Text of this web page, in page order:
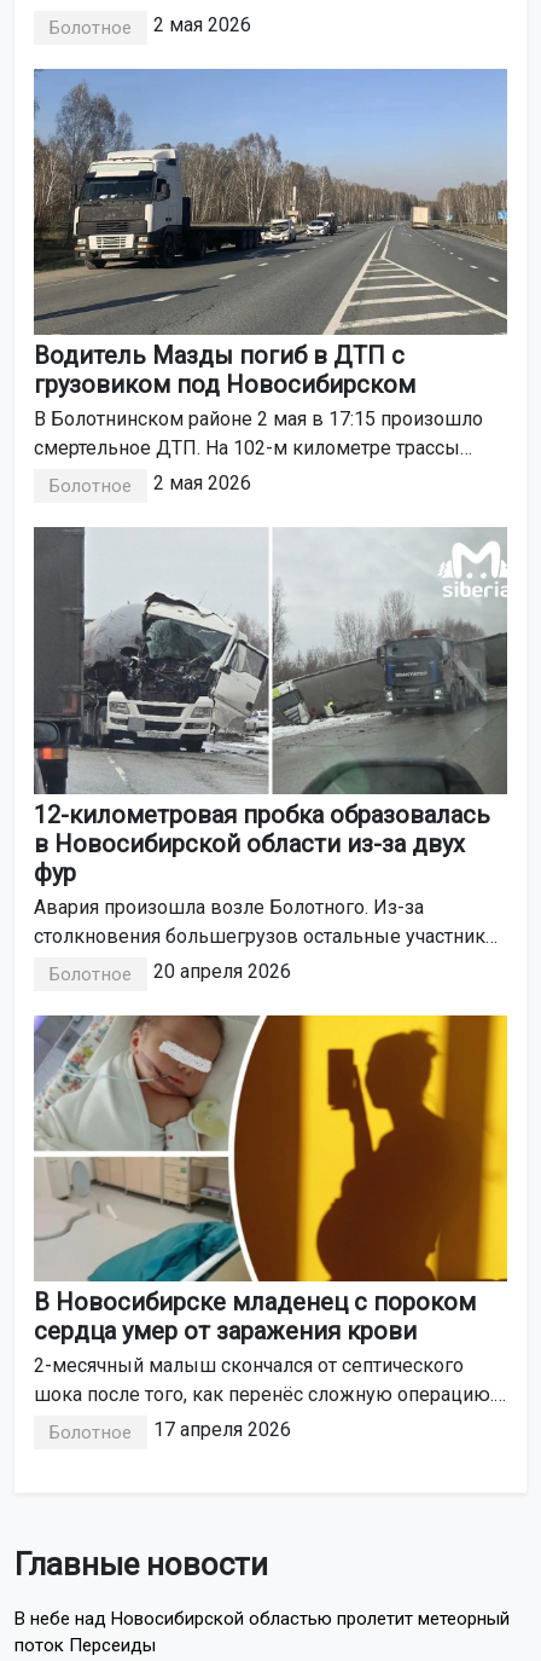
забрала на передержку местная жительница
Болотное 2 мая 2026
Водитель Мазды погиб в ДТП с
грузовиком под Новосибирском
В Болотнинском районе 2 мая в 17:15 произошло
смертельное ДТП. На 102-м километре трассы
Р-255 столкнулись легковой автомобиль и
пассажирок получили травмы.
Болотное 2 мая 2026
12-километровая пробка образовалась
в Новосибирской области из-за двух
фур
Авария произошла возле Болотного. Из-за
столкновения большегрузов остальные участники
движения не могут нормально проехать. Машины
Болотное 20 апреля 2026
В Новосибирске младенец с пороком
сердца умер от заражения крови
2-месячный малыш скончался от септического
шока после того, как перенёс сложную операцию.
Матери его вернули в детском гробике.
Болотное 17 апреля 2026
Главные новости
В небе над Новосибирской областью пролетит метеорный
поток Персеиды